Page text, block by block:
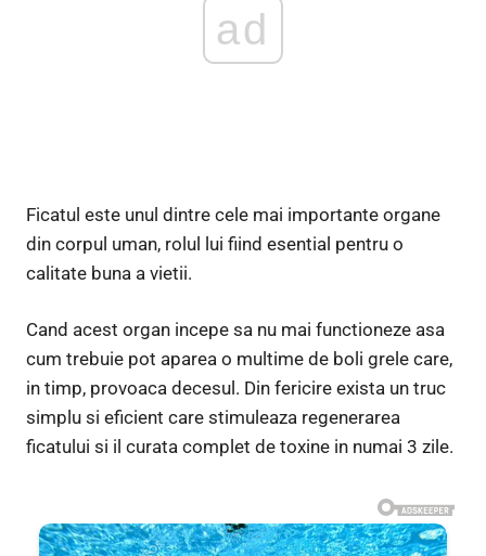
ad
Ficatul este unul dintre cele mai importante organe
din corpul uman, rolul lui fiind esential pentru o
calitate buna a vietii.
Cand acest organ incepe sa nu mai functioneze asa
cum trebuie pot aparea o multime de boli grele care,
in timp, provoaca decesul. Din fericire exista un truc
simplu si eficient care stimuleaza regenerarea
ficatului si il curata complet de toxine in numai 3 zile.